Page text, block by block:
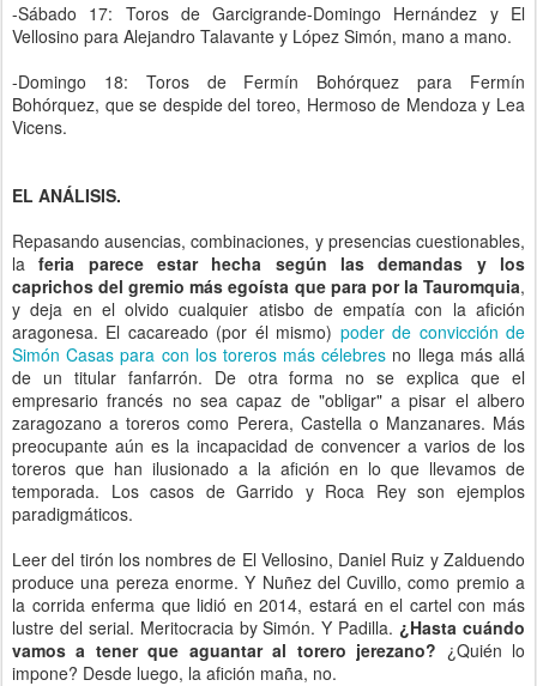
-Sábado 17: Toros de Garcigrande-Domingo Hernández y El
Vellosino para Alejandro Talavante y López Simón, mano a mano.
-Domingo 18: Toros de Fermín Bohórquez para Fermín
Bohórquez, que se despide del toreo, Hermoso de Mendoza y Lea
Vicens.
EL ANÁLISIS.
Repasando ausencias, combinaciones, y presencias cuestionables,
laferia parece estar hecha según las demandas y los
caprichos del gremio más egoísta que para por la Tauromquia,
y deja en el olvido cualquier atisbo de empatía con la afición
aragonesa. El cacareado (por él mismo) poder de convicción de
Simón Casas para con los toreros más célebres no llega más allá
de un titular fanfarrón. De otra forma no se explica que el
empresario francés no sea capaz de "obligar" a pisar el albero
zaragozano a toreros como Perera, Castella o Manzanares. Más
preocupante aún es la incapacidad de convencer a varios de los
toreros que han ilusionado a la afición en lo que llevamos de
temporada. Los casos de Garrido y Roca Rey son ejemplos
paradigmáticos.
Leer del tirón los nombres de El Vellosino, Daniel Ruiz y Zalduendo
produce una pereza enorme. Y Nuñez del Cuvillo, como premio a
la corrida enferma que lidió en 2014, estará en el cartel con más
lustre del serial. Meritocracia by Simón. Y Padilla.¿Hasta cuándo
vamos a tener que aguantar al torero jerezano? ¿Quién lo
impone? Desde luego, la afición maña, no.